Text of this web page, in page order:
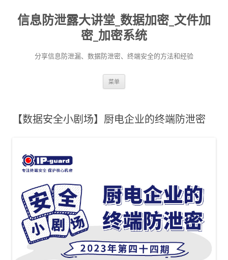
信息防泄露大讲堂_数据加密_文件加
密_加密系统
分享信息防泄漏、数据防泄密、终端安全的方法和经验
菜单
【数据安全小剧场】厨电企业的终端防泄密